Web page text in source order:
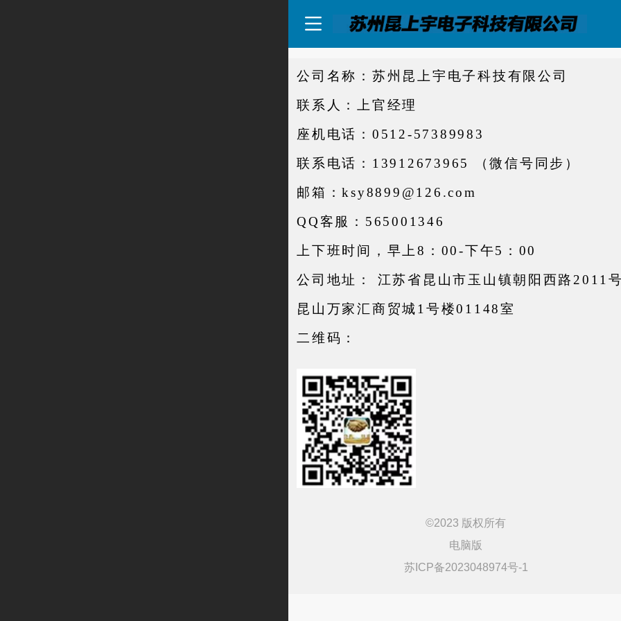
公司名称：苏州昆上宇电子科技有限公司
联系人：
上官经理
座机电话：0512-57389983
联系电话：13912673965 （微信号同步）
邮箱：ksy8899@126.com
QQ客服：565001346
上下班时间，早上8：00-下午5：00
公司地址： 江苏省昆山市玉山镇朝阳西路2011
昆山万家汇商贸城1号楼01148室
二维码：
©2023 版权所有
电脑版
苏ICP备2023048974号-1